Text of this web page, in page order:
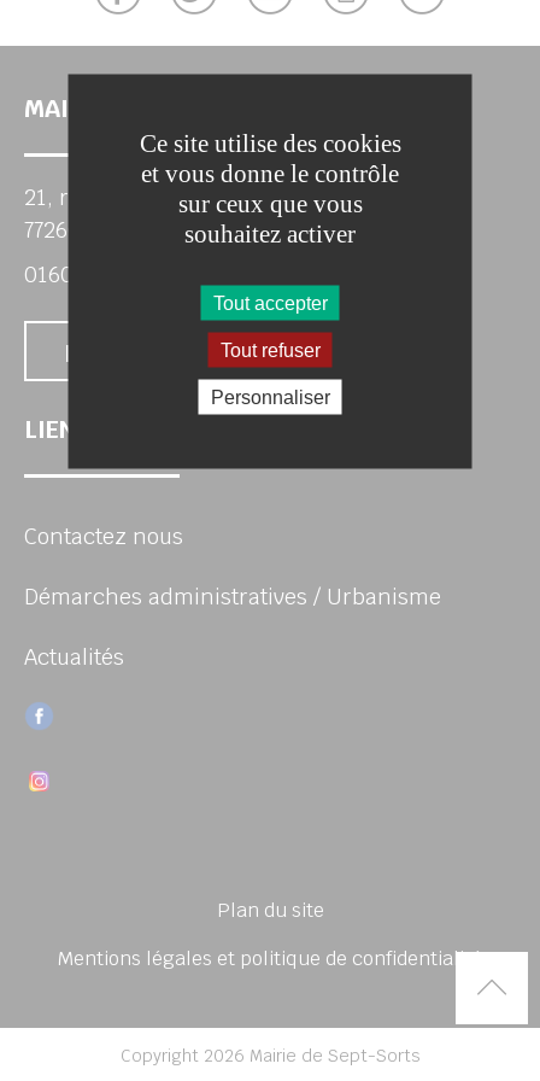
MAIRIE DE SEPT-SORTS
21, rue de la Mairie
77260 Sept-Sorts
0160223080
Nous contacter
LIENS UTILES
Contactez nous
Démarches administratives / Urbanisme
Actualités
Plan du site
Mentions légales et politique de confidentialité
Copyright 2026 Mairie de Sept-Sorts
Ce site utilise des cookies
et vous donne le contrôle
sur ceux que vous
souhaitez activer
Tout accepter
Tout refuser
Personnaliser